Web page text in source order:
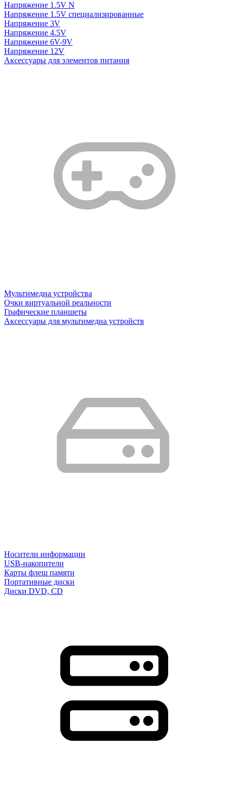
Напряжение 1.5V N
Напряжение 1.5V специализированные
Напряжение 3V
Напряжение 4.5V
Напряжение 6V-9V
Напряжение 12V
Аксессуары для элементов питания
Мультимедиа устройства
Очки виртуальной реальности
Графические планшеты
Аксессуары для мультимедиа устройств
Носители информации
USB-накопители
Карты флеш памяти
Портативные диски
Диски DVD, CD